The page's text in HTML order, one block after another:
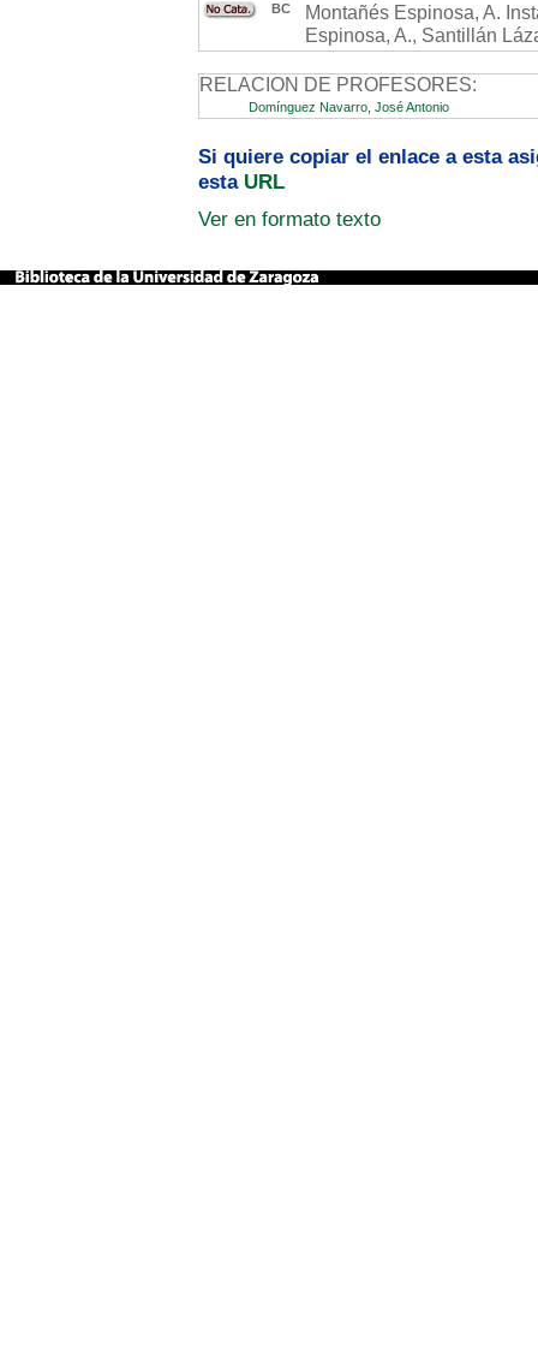
BC
Montañés Espinosa, A.
Espinosa, A., Santillán
RELACION DE PROFESORES:
Domínguez Navarro, José Antonio
Si quiere copiar el enlace a esta
esta URL
Ver en formato texto